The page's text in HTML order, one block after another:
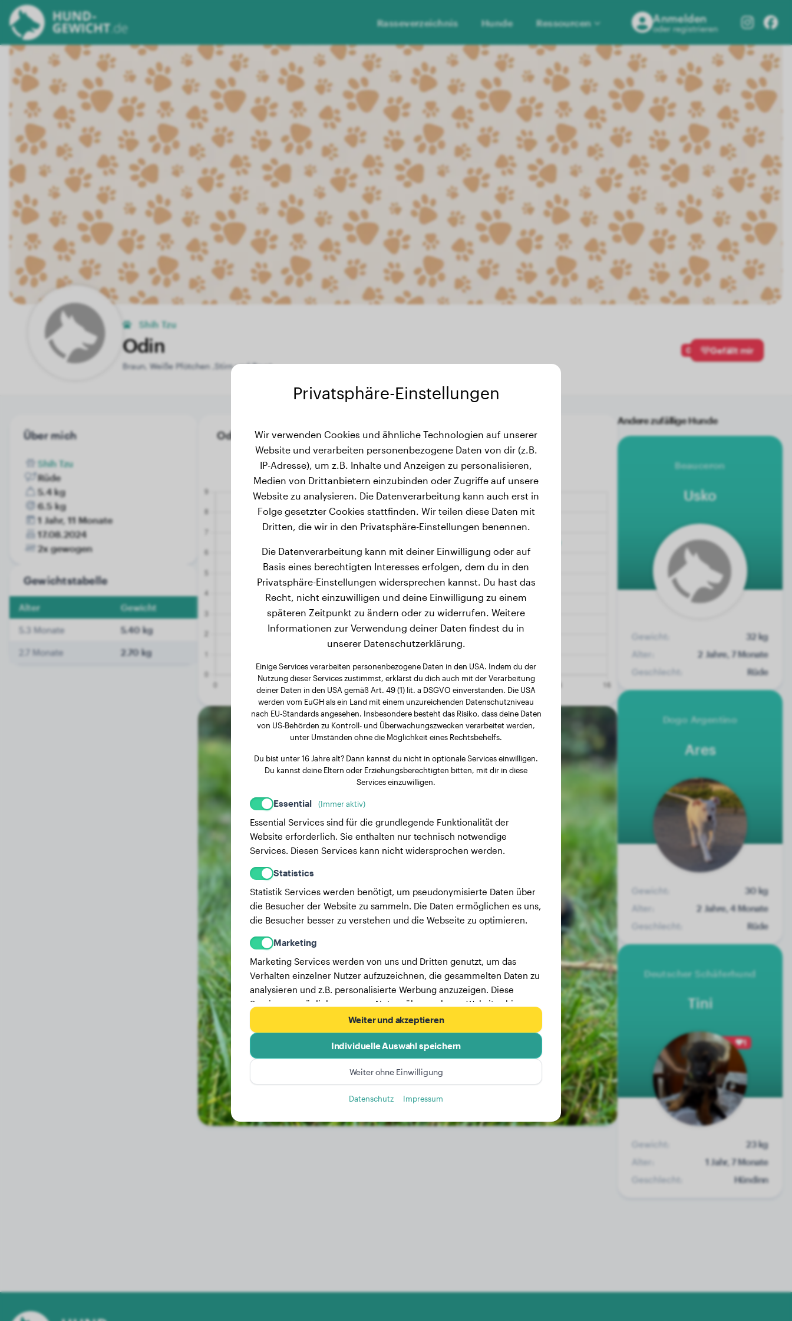
Rasseverzeichnis Hunde Ressourcen Anmelden
oder registrieren
Shih Tzu
Odin
Braun, Weiße Pfötchen ,Stirn und Brust
0 Gefällt mir
Über mich
Shih Tzu
Rüde
5.4 kg
6.5 kg
1 Jahr, 11 Monate
17.08.2024
2x gewogen
Gewichtstabelle
Alter Gewicht
5.3 Monate 5.40 kg
2.7 Monate 2.70 kg
Odin's Gewichtsverlauf
Andere zufällige Hunde
Beauceron
Usko
Gewicht:
32 kg
Alter:
2 Jahre, 7 Monate
Geschlecht:
Rüde
Dogo Argentino
Ares
Gewicht:
30 kg
Alter:
2 Jahre, 4 Monate
Geschlecht:
Rüde
Deutscher Schäferhund
Tini
1
Gewicht:
23 kg
Alter:
1 Jahr, 7 Monate
Geschlecht:
Hündinn
Privatsphäre-Einstellungen
Wir verwenden Cookies und ähnliche Technologien auf unserer
Website und verarbeiten personenbezogene Daten von dir (z.B.
IP-Adresse), um z.B. Inhalte und Anzeigen zu personalisieren,
Medien von Drittanbietern einzubinden oder Zugriffe auf unsere
Website zu analysieren. Die Datenverarbeitung kann auch erst in
Folge gesetzter Cookies stattfinden. Wir teilen diese Daten mit
Dritten, die wir in den Privatsphäre-Einstellungen benennen.
Die Datenverarbeitung kann mit deiner Einwilligung oder auf
Basis eines berechtigten Interesses erfolgen, dem du in den
Privatsphäre-Einstellungen widersprechen kannst. Du hast das
Recht, nicht einzuwilligen und deine Einwilligung zu einem
späteren Zeitpunkt zu ändern oder zu widerrufen. Weitere
Informationen zur Verwendung deiner Daten findest du in
unserer Datenschutzerklärung.
Einige Services verarbeiten personenbezogene Daten in den USA. Indem du der
Nutzung dieser Services zustimmst, erklärst du dich auch mit der Verarbeitung
deiner Daten in den USA gemäß Art. 49 (1) lit. a DSGVO einverstanden. Die USA
werden vom EuGH als ein Land mit einem unzureichenden Datenschutzniveau
nach EU-Standards angesehen. Insbesondere besteht das Risiko, dass deine Daten
von US-Behörden zu Kontroll- und Überwachungszwecken verarbeitet werden,
unter Umständen ohne die Möglichkeit eines Rechtsbehelfs.
Du bist unter 16 Jahre alt? Dann kannst du nicht in optionale Services einwilligen.
Du kannst deine Eltern oder Erziehungsberechtigten bitten, mit dir in diese
Services einzuwilligen.
Essential (Immer aktiv)
Essential Services sind für die grundlegende Funktionalität der
Website erforderlich. Sie enthalten nur technisch notwendige
Services. Diesen Services kann nicht widersprochen werden.
Statistics
Statistik Services werden benötigt, um pseudonymisierte Daten über
die Besucher der Website zu sammeln. Die Daten ermöglichen es uns,
die Besucher besser zu verstehen und die Webseite zu optimieren.
Marketing
Marketing Services werden von uns und Dritten genutzt, um das
Verhalten einzelner Nutzer aufzuzeichnen, die gesammelten Daten zu
analysieren und z.B. personalisierte Werbung anzuzeigen. Diese
Services ermöglichen es uns, Nutzer über mehrere Websites hinweg
Hier findest du eine Liste unserer Werbepartner.
Mehr Informationen in unserer Datenschutzerklärung
Weiter und akzeptieren
Individuelle Auswahl speichern
Weiter ohne Einwilligung
Datenschutz Impressum